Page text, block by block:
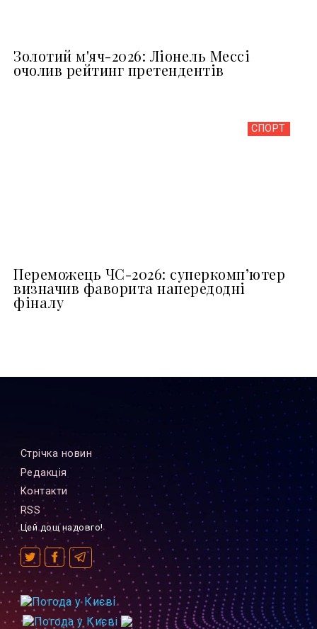
Золотий м'яч-2026: Ліонель Мессі
очолив рейтинг претендентів
СПОРТ
Переможець ЧС-2026: суперкомп’ютер
визначив фаворита напередодні
фіналу
Стрiчка новин
Редакцiя
Контакти
RSS
Цей дощ надовго!